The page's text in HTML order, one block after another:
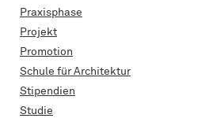
Praxisphase
Projekt
Promotion
Schule für Architektur
Stipendien
Studie